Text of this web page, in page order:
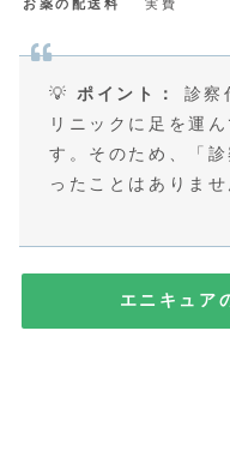
お薬の配送料
実費
💡ポイント：
診察
リニックに足を運
す。そのため、「
ったことはありませ
エニキュア